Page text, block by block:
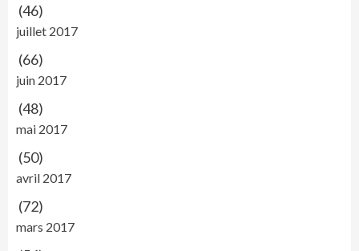
(46)
juillet 2017
(66)
juin 2017
(48)
mai 2017
(50)
avril 2017
(72)
mars 2017